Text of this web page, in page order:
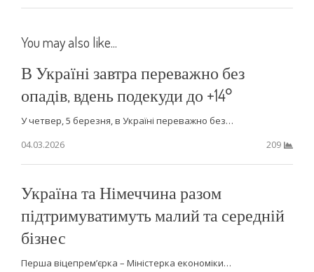
You may also like...
В Україні завтра переважно без
опадів, вдень подекуди до +14°
У четвер, 5 березня, в Україні переважно без…
04.03.2026
209
Україна та Німеччина разом
підтримуватимуть малий та середній
бізнес
Перша віцепрем’єрка – Міністерка економіки…